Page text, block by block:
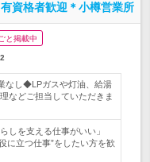
資格者歓迎＊小樽営業所
と掲載中
なし◆LPガスや灯油、給湯
などご担当していただきま
しを支える仕事がいい」
に立つ仕事”をしたい方を歓